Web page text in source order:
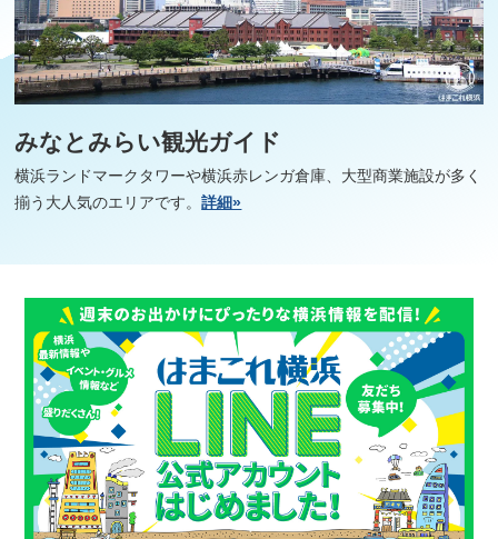
みなとみらい観光ガイド
横浜ランドマークタワーや横浜赤レンガ倉庫、大型商業施設が多く
揃う大人気のエリアです。詳細»